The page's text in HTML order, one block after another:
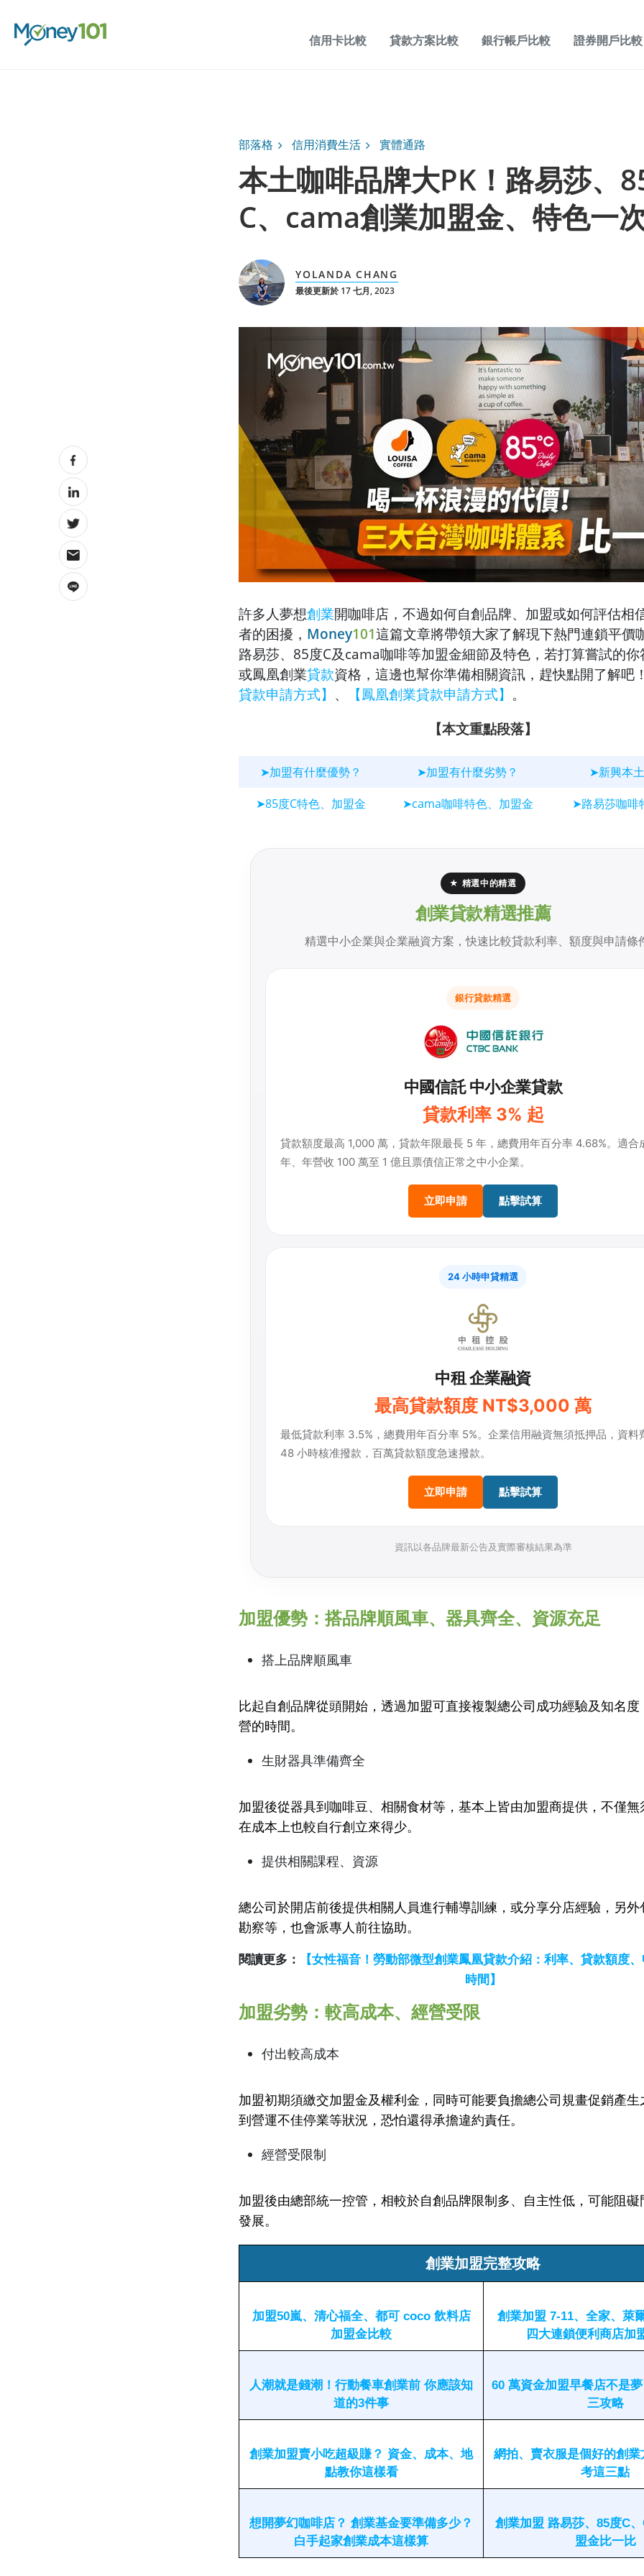
信用卡比較 貸款方案比較 銀行帳戶比較 證券開戶比較
部落格 信用消費生活 實體通路
本土咖啡品牌大PK！路易莎、
C、cama創業加盟金、特色一
YOLANDA CHANG
最後更新於 17 七月, 2023
許多人夢想創業開咖啡店，不過如何自創品牌、加盟或如何評估相
者的困擾， Money101這篇文章將帶領大家了解現下熱門連鎖平價
路易莎、85度C及cama咖啡等加盟金細節及特色，若打算嘗試的
或鳳凰創業貸款資格，這邊也幫你準備相關資訊，趕快點開了解吧
貸款申請方式】 、 【鳳凰創業貸款申請方式】 。
【本文重點段落】
➤加盟有什麼優勢？ ➤加盟有什麼劣勢？
➤新興本
➤85度C特色、加盟金
➤cama咖啡特色、加盟金 ➤路易莎咖啡
★ 精選中的精選
創業貸款精選推薦
精選中小企業與企業融資方案，快速比較貸款利率、額度與申請條
銀行貸款精選
中國信託 中小企業貸款
貸款利率 3% 起
貸款額度最高 1,000 萬，貸款年限最長 5 年，總費用年百分率 4.68%。適合
年、年營收 100 萬至 1 億且票債信正常之中小企業。
立即申請 點擊試算
24 小時申貸精選
中租 企業融資
最高貸款額度 NT$3,000 萬
最低貸款利率 3.5%，總費用年百分率 5%。企業信用融資無須抵押品，資料
48 小時核准撥款，百萬貸款額度急速撥款。
立即申請 點擊試算
資訊以各品牌最新公告及實際審核結果為準
加盟優勢：搭品牌順風車、器具齊全、資源充足
搭上品牌順風車
比起自創品牌從頭開始，透過加盟可直接複製總公司成功經驗及知名
營的時間。
生財器具準備齊全
加盟後從器具到咖啡豆、相關食材等，基本上皆由加盟商提供，不僅
在成本上也較自行創立來得少。
提供相關課程、資源
總公司於開店前後提供相關人員進行輔導訓練，或分享分店經驗，另
勘察等，也會派專人前往協助。
閱讀更多：
【女性福音！勞動部微型創業鳳凰貸款介紹：利率、貸款額度
時間】
加盟劣勢：較高成本、經營受限
付出較高成本
加盟初期須繳交加盟金及權利金，同時可能要負擔總公司規畫促銷產
到營運不佳停業等狀況，恐怕還得承擔違約責任。
經營受限制
加盟後由總部統一控管，相較於自創品牌限制多、自主性低，可能阻
發展。
創業加盟完整攻略
加盟50嵐、清心福全、都可 coco 飲料店
加盟金比較
創業加盟 7-11、全家、萊
四大連鎖便利商店加
人潮就是錢潮！行動餐車創業前 你應該知
道的3件事
60 萬資金加盟早餐店不是
三攻略
創業加盟賣小吃超級賺？ 資金、成本、地
點教你這樣看
網拍、賣衣服是個好的創
考這三點
想開夢幻咖啡店？ 創業基金要準備多少？
白手起家創業成本這樣算
創業加盟 路易莎、85度C
盟金比一比